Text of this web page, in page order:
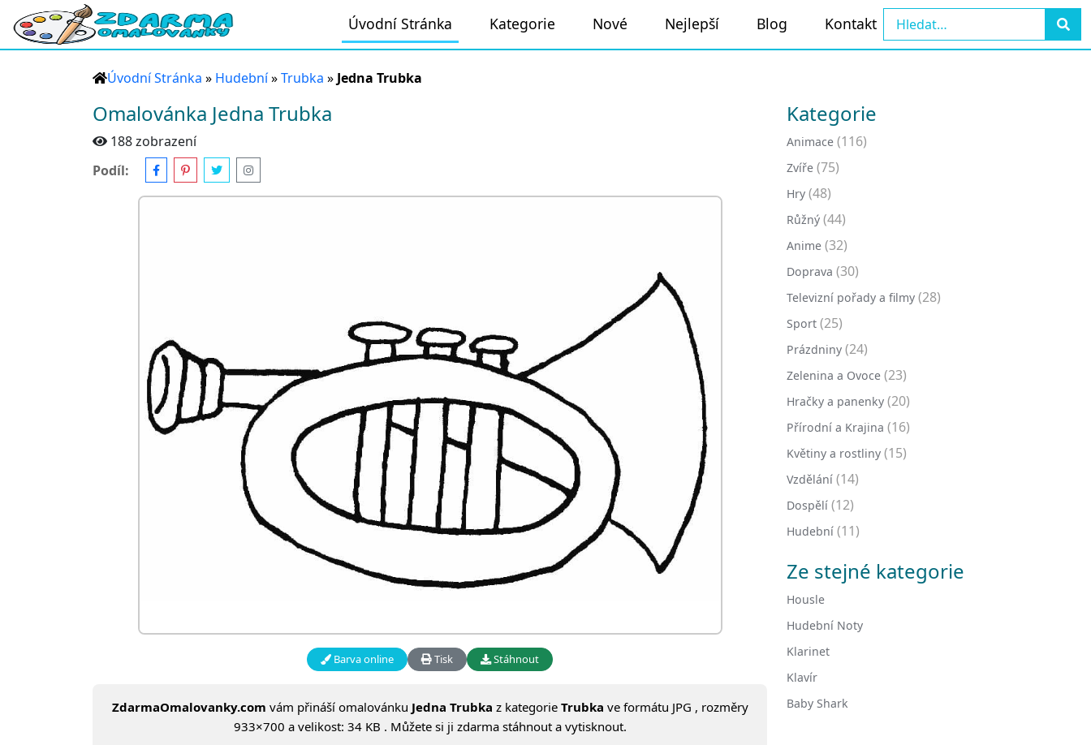
Úvodní Stránka Kategorie Nové Nejlepší Blog Kontakt
Úvodní Stránka » Hudební»Trubka » Jedna Trubka
Omalovánka Jedna Trubka
188 zobrazení
Podíl:
Barva online Tisk Stáhnout
ZdarmaOmalovanky.com vám přináší omalovánku Jedna Trubka z kategorie Trubka ve formátu JPG , rozměry
933×700 a velikost: 34 KB . Můžete si ji zdarma stáhnout a vytisknout.
Kategorie
Animace (116)
Zvíře (75)
Hry (48)
Růžný (44)
Anime (32)
Doprava (30)
Televizní pořady a filmy (28)
Sport (25)
Prázdniny (24)
Zelenina a Ovoce (23)
Hračky a panenky (20)
Přírodní a Krajina (16)
Květiny a rostliny (15)
Vzdělání (14)
Dospělí (12)
Hudební (11)
Ze stejné kategorie
Housle
Hudební Noty
Klarinet
Klavír
Baby Shark